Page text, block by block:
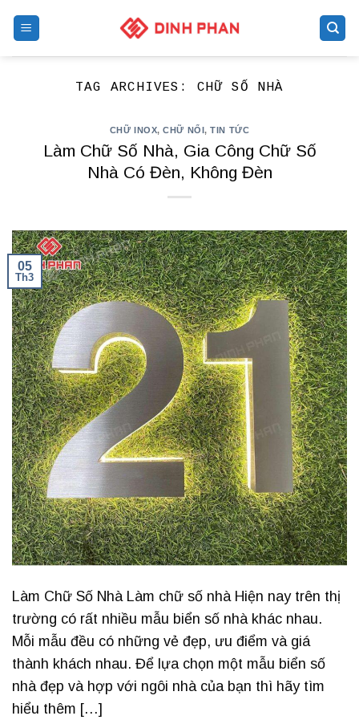
TAG ARCHIVES: CHỮ SỐ NHÀ
CHỮ INOX,CHỮ NỔI,TIN TỨC
Làm Chữ Số Nhà, Gia Công Chữ Số
Nhà Có Đèn, Không Đèn
05
Th3
Làm Chữ Số Nhà Làm chữ số nhà Hiện nay trên thị
trường có rất nhiều mẫu biển số nhà khác nhau.
Mỗi mẫu đều có những vẻ đẹp, ưu điểm và giá
thành khách nhau. Để lựa chọn một mẫu biển số
nhà đẹp và hợp với ngôi nhà của bạn thì hãy tìm
hiểu thêm […]